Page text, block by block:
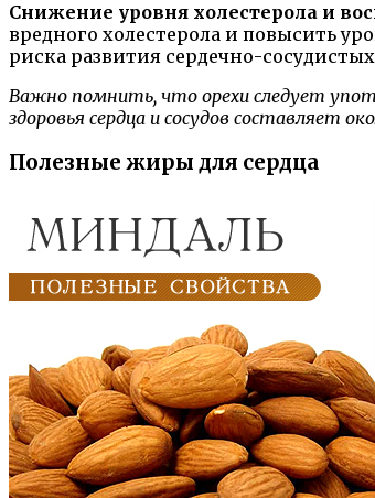
Снижение уровня холестерола и
вредного холестерола и повысить
риска развития сердечно-
Важно помнить, что орехи следует
здоровья сердца и сосудов составляет
Полезные жиры для сердца